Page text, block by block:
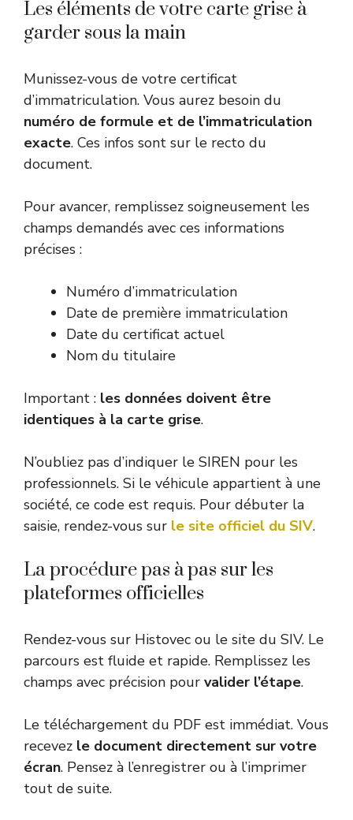
Les éléments de votre carte grise à
garder sous la main
Munissez-vous de votre certificat
d’immatriculation. Vous aurez besoin du
numéro de formule et de l’immatriculation
exacte. Ces infos sont sur le recto du
document.
Pour avancer, remplissez soigneusement les
champs demandés avec ces informations
précises :
Numéro d’immatriculation
Date de première immatriculation
Date du certificat actuel
Nom du titulaire
Important : les données doivent être
identiques à la carte grise.
N’oubliez pas d’indiquer le SIREN pour les
professionnels. Si le véhicule appartient à une
société, ce code est requis. Pour débuter la
saisie, rendez-vous sur le site officiel du SIV.
La procédure pas à pas sur les
plateformes officielles
Rendez-vous sur Histovec ou le site du SIV. Le
parcours est fluide et rapide. Remplissez les
champs avec précision pour valider l’étape.
Le téléchargement du PDF est immédiat. Vous
recevez le document directement sur votre
écran. Pensez à l’enregistrer ou à l’imprimer
tout de suite.